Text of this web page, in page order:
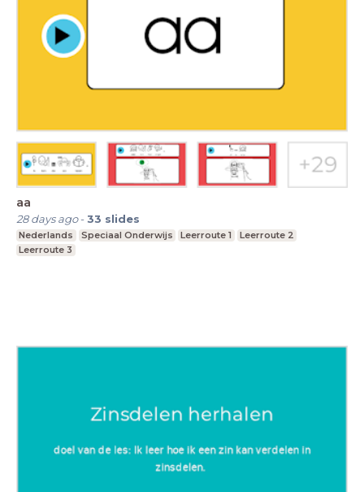
aa
28 days ago-33 slides
Nederlands Speciaal Onderwijs Leerroute 1
Leerroute 2
Leerroute 3